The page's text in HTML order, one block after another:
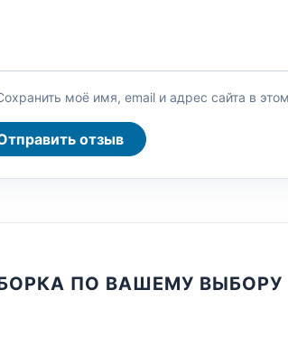
моё имя, email и адрес сайта в
Отправить отзыв
ПО ВАШЕМУ ВЫБОРУ